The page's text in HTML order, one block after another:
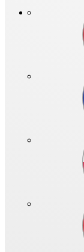
PTC